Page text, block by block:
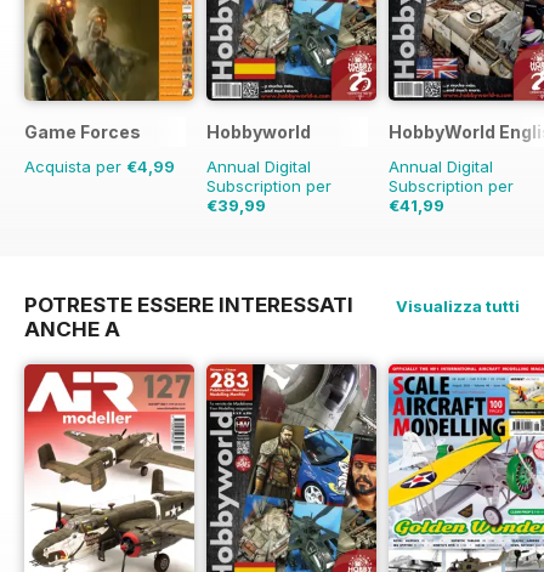
Game Forces
Acquista per €4,99
Hobbyworld
Annual Digital
Subscription per
€39,99
HobbyWorld
Annual Digital
Subscription per
€41,99
POTRESTE ESSERE INTERESSATI
ANCHE A
Visualizza tutti